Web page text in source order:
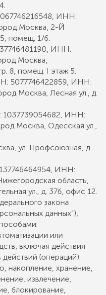
ИНН:
Москва, 2-Й
помещ. 1/6.
ИНН:
Москва,
8, помещ. I этаж 5.
5077746422859, ИНН:
Москва, Лесная ул., д.
ИНН:
Москва, Одесская ул.,
ул. Профсоюзная, д.
ИНН:
область,
ул., д. 37б, офис 12.
закона
данных"),
или
включая действия
(операций):
накопление, хранение,
извлечение,
блокирование,